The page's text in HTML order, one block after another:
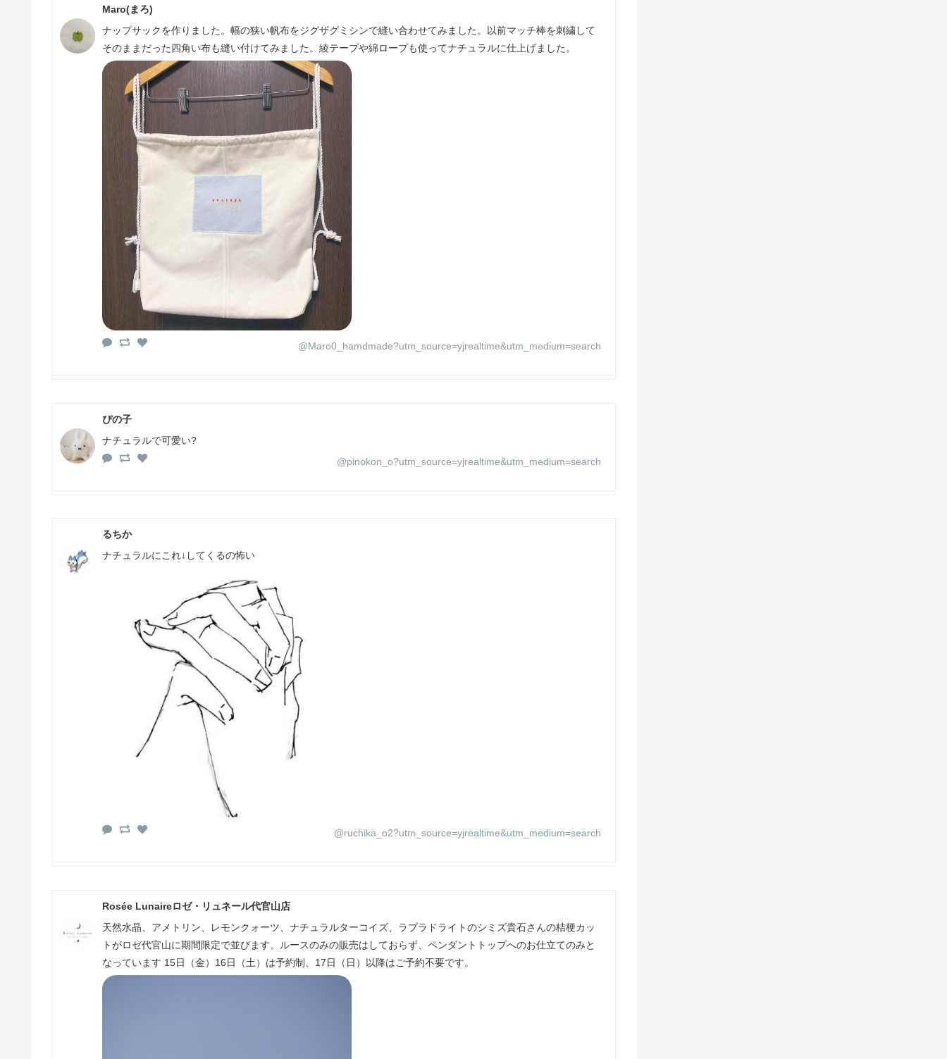
Maro(まろ)
ナップサックを作りました。幅の狭い帆布をジグザグミシンで縫い合わせてみました。以前マッチ棒を刺繍して
そのままだった四角い布も縫い付けてみました。綾テープや綿ロープも使ってナチュラルに仕上げました。
@Maro0_hamdmade?utm_source=yjrealtime&utm_medium=search
ぴの子
ナチュラルで可愛い?
@pinokon_o?utm_source=yjrealtime&utm_medium=search
るちか
ナチュラルにこれ↓してくるの怖い
@ruchika_o2?utm_source=yjrealtime&utm_medium=search
Rosée Lunaireロゼ・リュネール代官山店
天然水晶、アメトリン、レモンクォーツ、ナチュラルターコイズ、ラブラドライトのシミズ貴石さんの桔梗カッ
トがロゼ代官山に期間限定で並びます。ルースのみの販売はしておらず、ペンダントトップへのお仕立てのみと
なっています 15日（金）16日（土）は予約制、17日（日）以降はご予約不要です。